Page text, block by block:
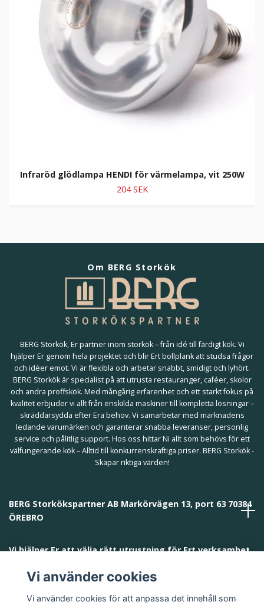
Infraröd glödlampa HENDI för värmelampa, vit 250W
204 SEK
Om BERG Storkök
BERG Storkök, Er partner inom storkök – från idé till färdigt kök. Vi
hjälper Er genom hela projektet och blir Ert bollplank att studsa frågor
och idéer emot. Vi är flexibla och arbetar snabbt, smidigt och lyhört.
BERG Storkök är specialist på att utrusta restauranger, caféer, skolor
och andra proffskök. Med mångårig erfarenhet och ett starkt fokus på
kvalitet erbjuder vi allt från enskilda maskiner till kompletta lösningar –
skräddarsydda efter Era behov. Vi samarbetar med marknadens
ledande varumärken och garanterar snabba leveranser, personlig
service och pålitlig support. Hos oss hittar Ni allt som behövs för ett
välfungerande kök – Alltid till konkurrenskraftiga priser. BERG Storkök -
Skapar riktiga värden!
BERG Storkökspartner AB Markörvägen 13, port 63 70384
ÖREBRO
Vi hjälper Er att välja rätt utrustning för Ert verksamhet
Vi använder cookies
Vi använder cookies för att anpassa det innehåll som